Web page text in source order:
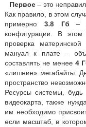
Первое – это
Как правило, в этом
примерно 3.8 Гб –
конфигурации. В
проверка
мануал к плате –
составлять не менее 4
«лишние» мегабайты.
пространство
Ресурсы системы, будь
видеокарта, также
им необходимо
если масштаб, в